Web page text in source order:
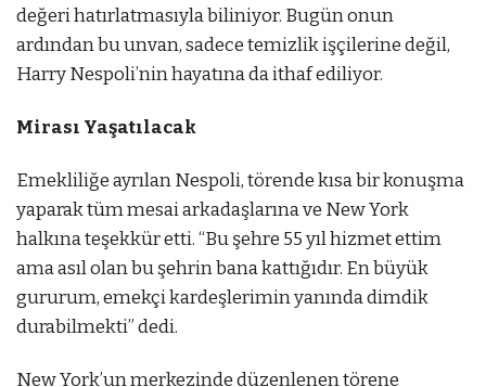
değeri hatırlatmasıyla biliniyor. Bugün onun
ardından bu unvan, sadece temizlik işçilerine değil,
Harry Nespoli’nin hayatına da ithaf ediliyor.
Mirası Yaşatılacak
Emekliliğe ayrılan Nespoli, törende kısa bir konuşma
yaparak tüm mesai arkadaşlarına ve New York
halkına teşekkür etti. “Bu şehre 55 yıl hizmet ettim
ama asıl olan bu şehrin bana kattığıdır. En büyük
gururum, emekçi kardeşlerimin yanında dimdik
durabilmekti” dedi.
New York’un merkezinde düzenlenen törene